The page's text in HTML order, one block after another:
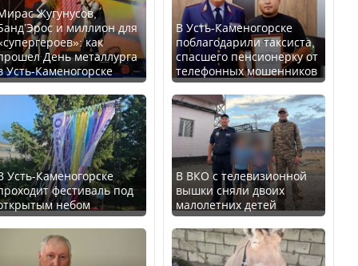
возглавил
благополучия
среди стран Центральной
Азии
ли представлены
интересы регионов в
Курултае?
В России введены
дополнительные
ограничения для
казахстанских прав
Трамп официально
вступил в должность
президента США
Жугунусов,
и миллион для
как
День металлурга
Усть-Каменогорске
Усть-Каменогорске
фестиваль под
небом
В Усть-Каменогорске
поблагодарили таксиста,
спасшего пенсионерку от
телефонных мошенников
В ВКО с телевизионной
вышки сняли двоих
малолетних детей